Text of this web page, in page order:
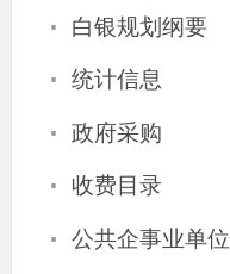
· 白银规划纲要
· 统计信息
· 政府采购
· 收费目录
· 公共企事业单位